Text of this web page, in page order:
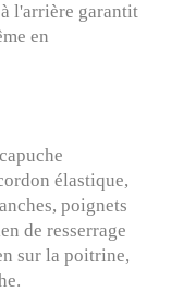
l'arrière garantit
en
élastique,
poignets
de resserrage
sur la poitrine,